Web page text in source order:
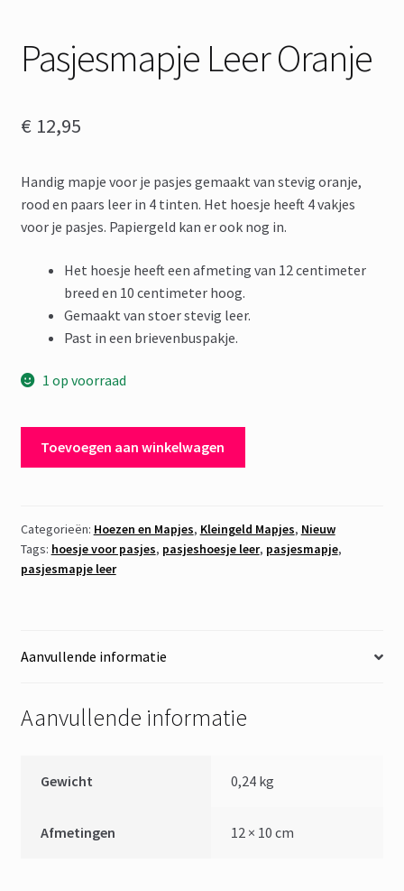
Pasjesmapje Leer Oranje
€ 12,95
Handig mapje voor je pasjes gemaakt van stevig oranje,
rood en paars leer in 4 tinten. Het hoesje heeft 4 vakjes
voor je pasjes. Papiergeld kan er ook nog in.
Het hoesje heeft een afmeting van 12 centimeter
breed en 10 centimeter hoog.
Gemaakt van stoer stevig leer.
Past in een brievenbuspakje.
1 op voorraad
Toevoegen aan winkelwagen
Categorieën: Hoezen en Mapjes, Kleingeld Mapjes, Nieuw
Tags: hoesje voor pasjes, pasjeshoesje leer, pasjesmapje,
pasjesmapje leer
Aanvullende informatie
Aanvullende informatie
Gewicht 0,24 kg
Afmetingen 12 × 10 cm